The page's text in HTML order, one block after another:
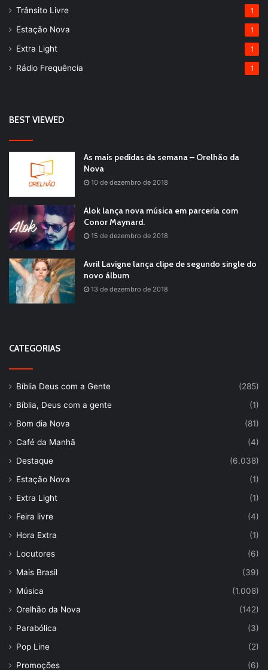
Trânsito Livre 1
Estação Nova 1
Extra Light 1
Rádio Frequência 1
BEST VIEWED
As mais pedidas da semana – Orelhão da
Nova
10 de dezembro de 2018
Alok lança nova música em parceria com
Conor Maynard.
15 de dezembro de 2018
Avril Lavigne lança clipe de segundo single do
novo álbum
13 de dezembro de 2018
CATEGORIAS
Bíblia Deus com a Gente
(285)
Bíblia, Deus com a gente
(1)
Bom dia Nova
(81)
Café da Manhã
(4)
Destaque
(6.038)
Estação Nova
(1)
Extra Light
(1)
Feira livre
(4)
Hora Extra
(1)
Locutores
(6)
Mais Brasil
(39)
Música
(1.008)
Orelhão da Nova
(142)
Parabólica
(3)
Pop Line
(2)
Promoções
(6)